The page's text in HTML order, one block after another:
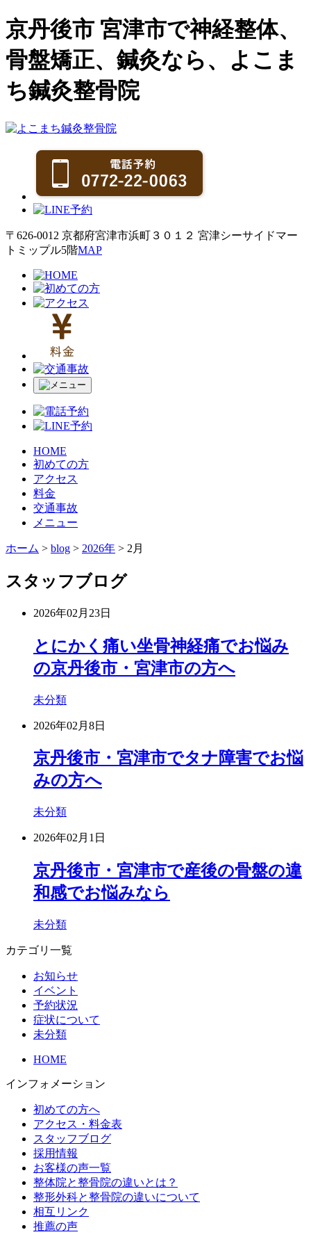
京丹後市 宮津市で神経整体、
骨盤矯正、鍼灸なら、よこま
ち鍼灸整骨院
〒626-0012 京都府宮津市浜町３０１２ 宮津シーサイドマー
トミップル5階MAP
HOME
初めての方
アクセス
料金
交通事故
メニュー
ホーム > blog > 2026年 > 2月
スタッフブログ
2026年02月23日
とにかく痛い坐骨神経痛でお悩み
の京丹後市・宮津市の方へ
未分類
2026年02月8日
京丹後市・宮津市でタナ障害でお悩
みの方へ
未分類
2026年02月1日
京丹後市・宮津市で産後の骨盤の違
和感でお悩みなら
未分類
カテゴリ一覧
お知らせ
イベント
予約状況
症状について
未分類
HOME
インフォメーション
初めての方へ
アクセス・料金表
スタッフブログ
採用情報
お客様の声一覧
整体院と整骨院の違いとは？
整形外科と整骨院の違いについて
相互リンク
推薦の声